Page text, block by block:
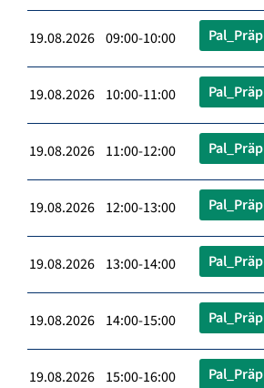
19.08.2026 09:00-10:00 Pal_Präp
19.08.2026 10:00-11:00 Pal_Präp
19.08.2026 11:00-12:00 Pal_Präp
19.08.2026 12:00-13:00 Pal_Präp
19.08.2026 13:00-14:00 Pal_Präp
19.08.2026 14:00-15:00 Pal_Präp
19.08.2026 15:00-16:00 Pal_Präp